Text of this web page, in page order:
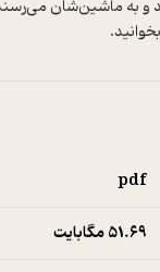
pdf
51.۶۹ مگابایت